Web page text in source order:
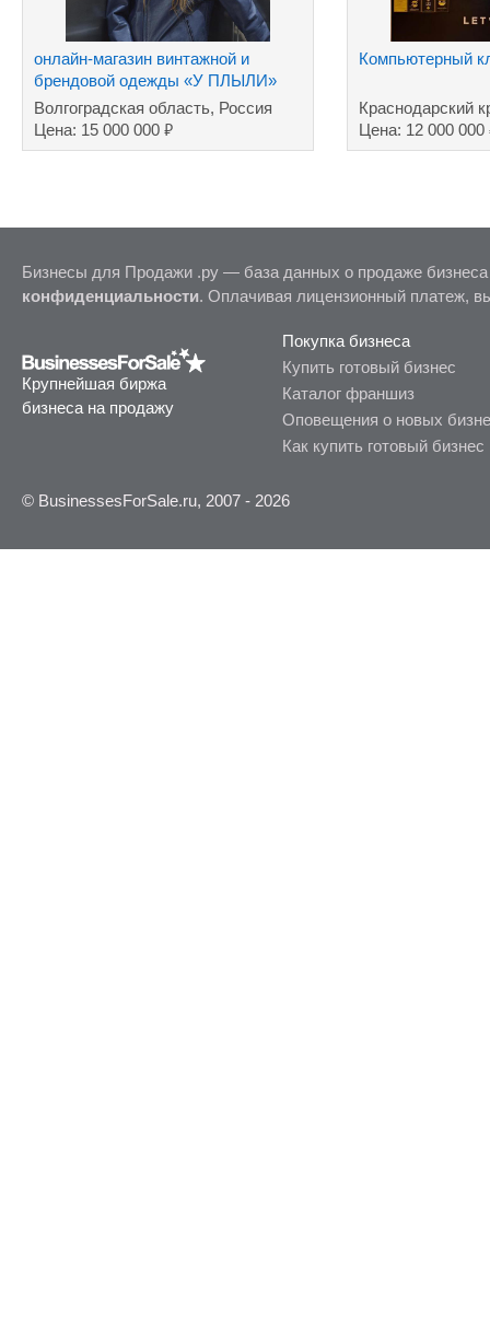
онлайн-магазин винтажной и
брендовой одежды «У ПЛЫЛИ»
Волгоградская область, Россия
Цена: 15 000 000 ₽
Компьютерный
Краснодарский
Цена: 12 000 000
Бизнесы для Продажи .ру — база данных о продаже
конфиденциальности. Оплачивая лицензионный платеж,
Крупнейшая биржа
бизнеса на продажу
Покупка бизнеса
Купить готовый бизнес
Каталог франшиз
Оповещения о новых
Как купить готовый бизнес
© BusinessesForSale.ru, 2007 - 2026